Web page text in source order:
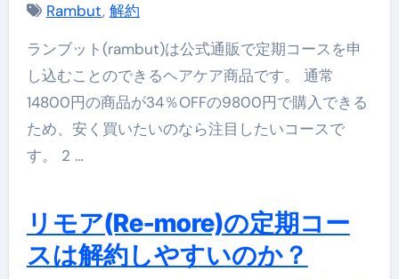
Rambut, 解約
ランブット(rambut)は公式通販で定期コースを申
し込むことのできるヘアケア商品です。 通常
14800円の商品が34％OFFの9800円で購入できる
ため、安く買いたいのなら注目したいコースで
す。 2 …
リモア(Re-more)の定期コー
スは解約しやすいのか？